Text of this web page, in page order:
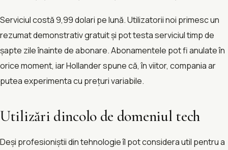
Serviciul costă 9,99 dolari pe lună. Utilizatorii noi primesc un
rezumat demonstrativ gratuit și pot testa serviciul timp de
șapte zile înainte de abonare. Abonamentele pot fi anulate în
orice moment, iar Hollander spune că, în viitor, compania ar
putea experimenta cu prețuri variabile.
Utilizări dincolo de domeniul tech
Deși profesioniștii din tehnologie îl pot considera util pentru a